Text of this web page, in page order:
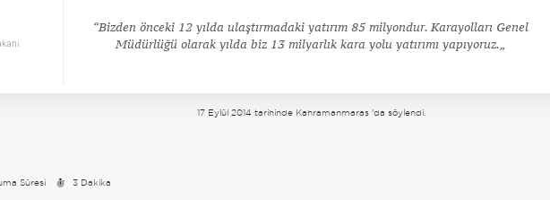
Bizden önceki 12 yılda ulaştırmadaki yatırım 85 milyondur. Karayolları Genel
Müdürlüğü olarak yılda biz 13 milyarlık kara yolu yatırımı yapıyoruz.
17 Eylül 2014 tarihinde Kahramanmaraş 'da söylendi.
Süresi 3 Dakika